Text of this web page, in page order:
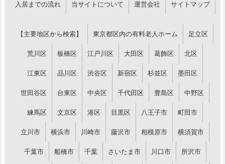
入居までの流れ 当サイトについて 運営会社 サイトマップ
【主要地区から検索】 東京都区内の有料老人ホーム 足立区
荒川区 板橋区 江戸川区 大田区 葛飾区 北区
江東区 品川区 渋谷区 新宿区 杉並区 墨田区
世田谷区 台東区 中央区 千代田区 豊島区 中野区
練馬区 文京区 港区 目黒区 八王子市 町田市
立川市 横浜市 川崎市 藤沢市 相模原市 横須賀市
千葉市 船橋市 千葉 さいたま市 川口市 所沢市